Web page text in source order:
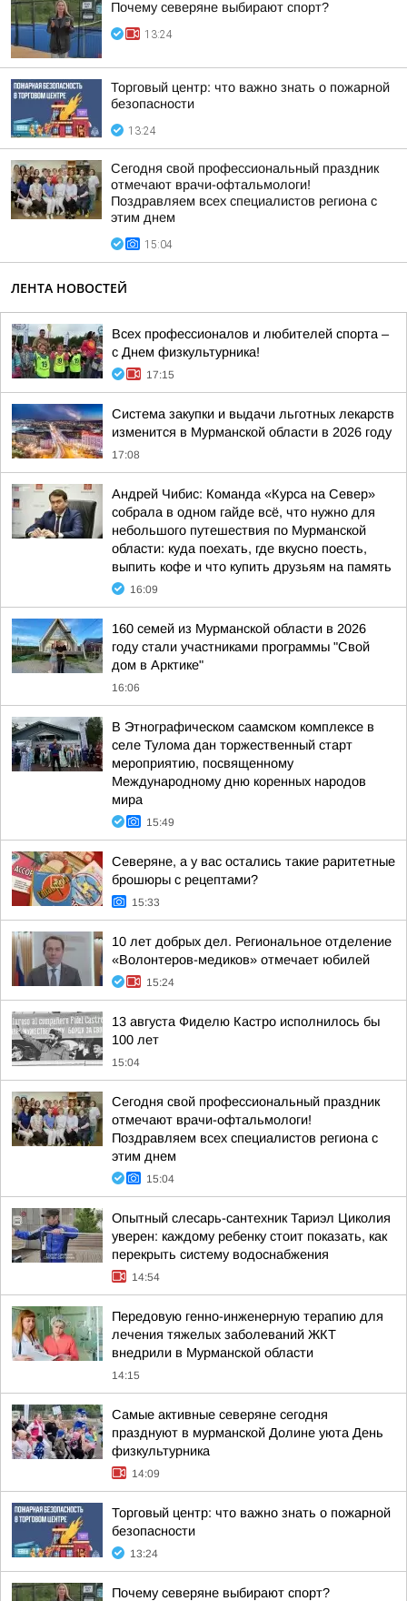
Почему северяне выбирают спорт?
13:24
Торговый центр: что важно знать о пожарной
безопасности
13:24
Сегодня свой профессиональный праздник
отмечают врачи-офтальмологи!
Поздравляем всех специалистов региона с
этим днем
15:04
ЛЕНТА НОВОСТЕЙ
Всех профессионалов и любителей спорта –
с Днем физкультурника!
17:15
Система закупки и выдачи льготных лекарств
изменится в Мурманской области в 2026 году
17:08
Андрей Чибис: Команда «Курса на Север»
собрала в одном гайде всё, что нужно для
небольшого путешествия по Мурманской
области: куда поехать, где вкусно поесть,
выпить кофе и что купить друзьям на память
16:09
160 семей из Мурманской области в 2026
году стали участниками программы "Свой
дом в Арктике"
16:06
В Этнографическом саамском комплексе в
селе Тулома дан торжественный старт
мероприятию, посвященному
Международному дню коренных народов
мира
15:49
Северяне, а у вас остались такие раритетные
брошюры с рецептами?
15:33
10 лет добрых дел. Региональное отделение
«Волонтеров-медиков» отмечает юбилей
15:24
13 августа Фиделю Кастро исполнилось бы
100 лет
15:04
Сегодня свой профессиональный праздник
отмечают врачи-офтальмологи!
Поздравляем всех специалистов региона с
этим днем
15:04
Опытный слесарь-сантехник Тариэл Циколия
уверен: каждому ребенку стоит показать, как
перекрыть систему водоснабжения
14:54
Передовую генно-инженерную терапию для
лечения тяжелых заболеваний ЖКТ
внедрили в Мурманской области
14:15
Самые активные северяне сегодня
празднуют в мурманской Долине уюта День
физкультурника
14:09
Торговый центр: что важно знать о пожарной
безопасности
13:24
Почему северяне выбирают спорт?